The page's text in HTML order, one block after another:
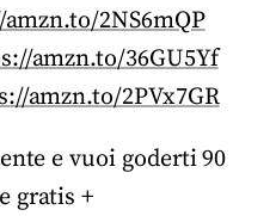
2NS6mQP
amzn.to/36GU5Yf
amzn.to/2PVx7GR
e vuoi goderti 90
gratis +